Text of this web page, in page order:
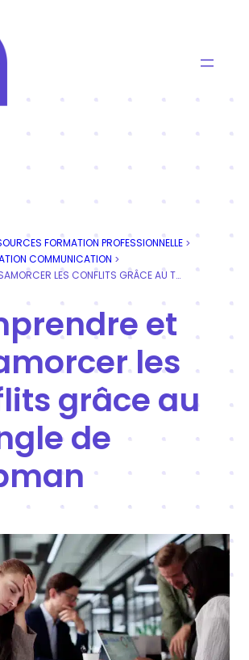
FORMATION PROFESSIONNELLE >
COMMUNICATION >
COMPRENDRE ET DÉSAMORCER LES CONFLITS GRÂCE AU TRIANGLE DE KARPMAN
et
les
grâce au
de